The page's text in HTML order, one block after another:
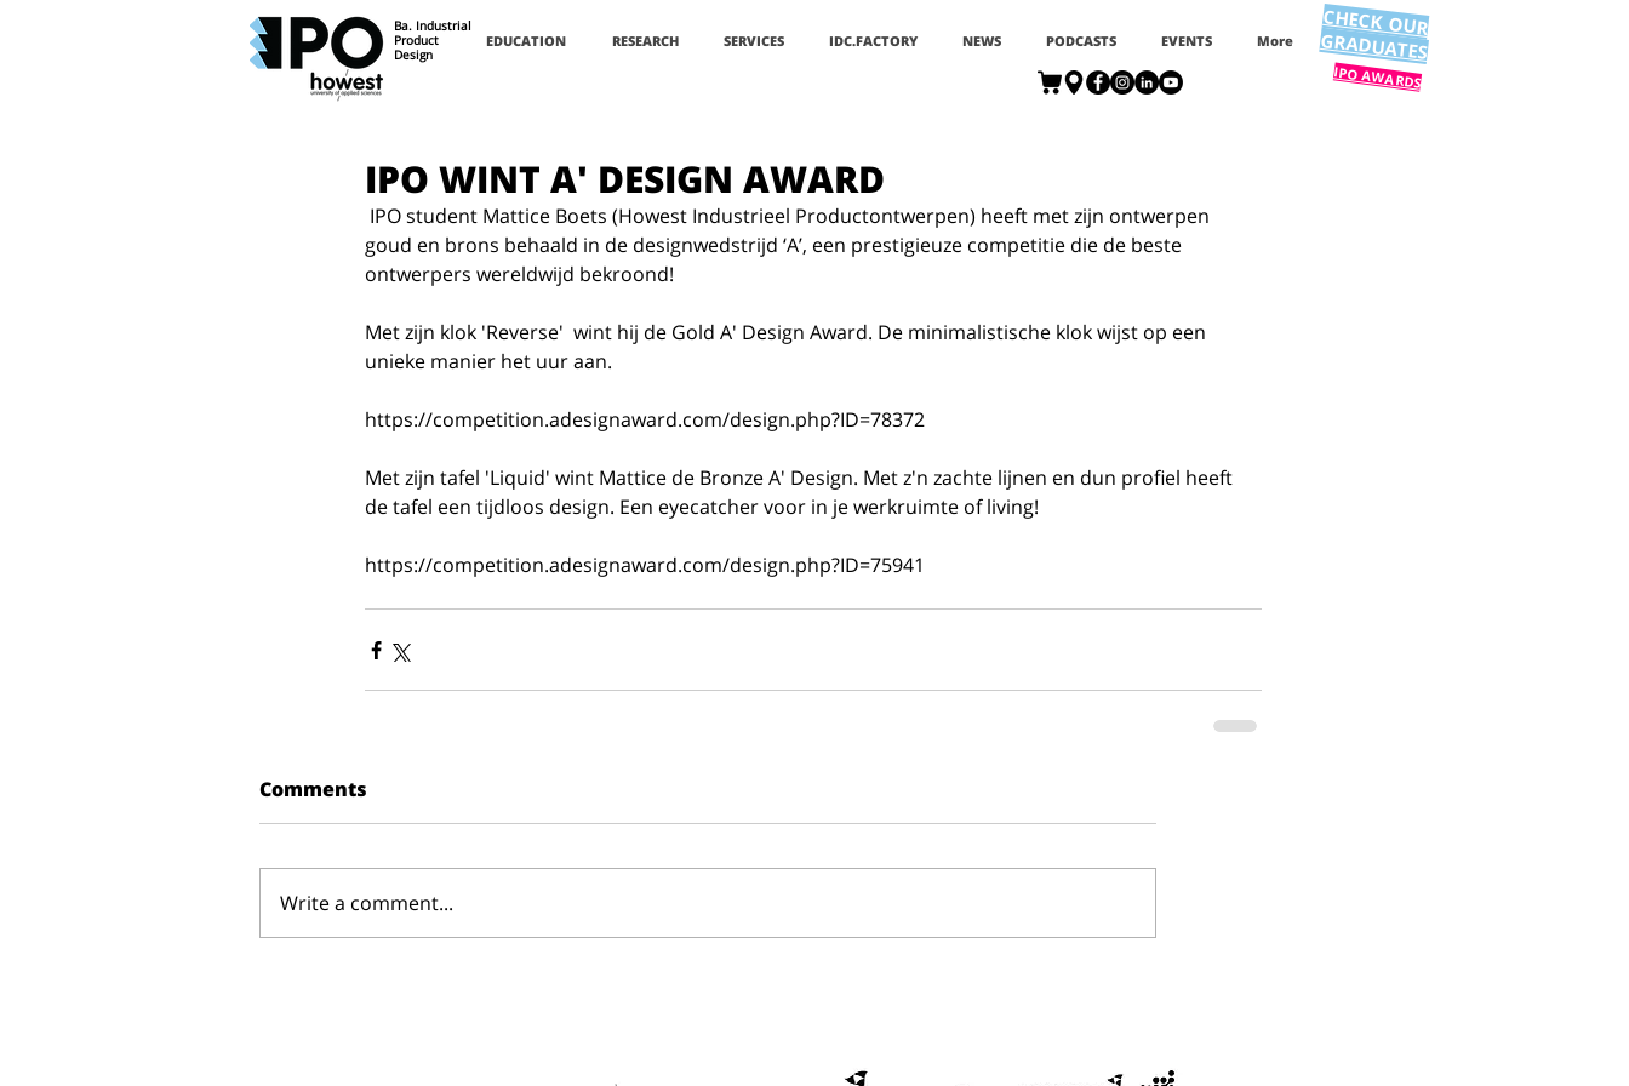
Ba. Industrial
Product
Design
EDUCATION RESEARCH SERVICES IDC.FACTORY NEWS PODCASTS EVENTS More
CHECK OUR
GRADUATES
IPO AWARDS
IPO WINT A' DESIGN AWARD
goud en brons behaald in de designwedstrijd ‘A’, een prestigieuze competitie die de beste
ontwerpers wereldwijd bekroond!
Met zijn klok 'Reverse'  wint hij de Gold A' Design Award. De minimalistische klok wijst op een
unieke manier het uur aan.
https://competition.adesignaward.com/design.php?ID=78372
Met zijn tafel 'Liquid' wint Mattice de Bronze A' Design. Met z'n zachte lijnen en dun profiel heeft
de tafel een tijdloos design. Een eyecatcher voor in je werkruimte of living!
https://competition.adesignaward.com/design.php?ID=75941
Comments
Write a comment...